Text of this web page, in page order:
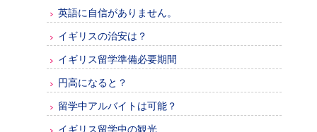
英語に自信がありません。
イギリスの治安は？
イギリス留学準備必要期間
円高になると？
留学中アルバイトは可能？
イギリス留学中の観光